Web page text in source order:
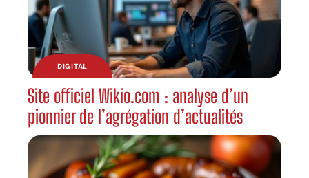
DIGITAL
Site officiel Wikio.com : analyse d’un
pionnier de l’agrégation d’actualités